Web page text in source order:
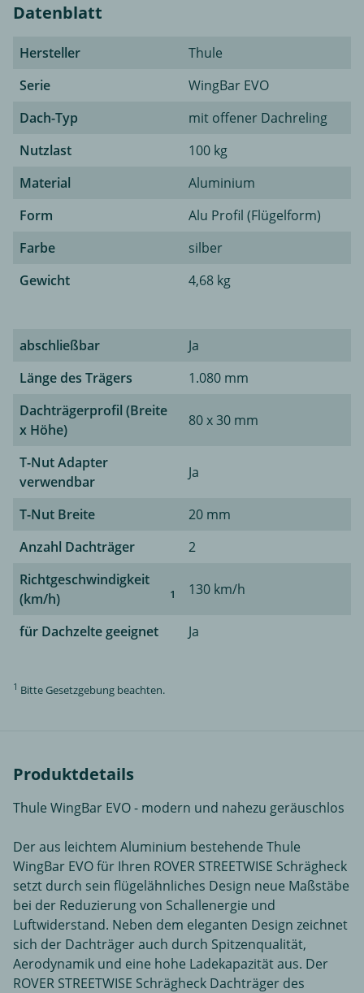
Datenblatt
Hersteller
Thule
Serie
WingBar EVO
Dach-Typ
mit offener Dachreling
Nutzlast
100 kg
Material
Aluminium
Form
Alu Profil (Flügelform)
Farbe
silber
Gewicht
4,68 kg
abschließbar
Ja
Länge des Trägers
1.080 mm
Dachträgerprofil (Breite
x Höhe)
80 x 30 mm
T-Nut Adapter
verwendbar
Ja
T-Nut Breite
20 mm
Anzahl Dachträger
2
Richtgeschwindigkeit
(km/h)
1 130 km/h
für Dachzelte geeignet Ja
1 Bitte Gesetzgebung beachten.
Produktdetails
Thule WingBar EVO - modern und nahezu geräuschlos
Der aus leichtem Aluminium bestehende Thule
WingBar EVO für Ihren ROVER STREETWISE Schrägheck
setzt durch sein flügelähnliches Design neue Maßstäbe
bei der Reduzierung von Schallenergie und
Luftwiderstand. Neben dem eleganten Design zeichnet
sich der Dachträger auch durch Spitzenqualität,
Aerodynamik und eine hohe Ladekapazität aus. Der
ROVER STREETWISE Schrägheck Dachträger des